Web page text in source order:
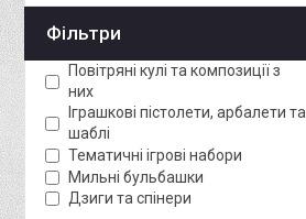
Фільтри
Повітряні кулі та композиції з
них
Іграшкові пістолети, арбалети та
шаблі
Тематичні ігрові набори
Мильні бульбашки
Дзиги та спінери